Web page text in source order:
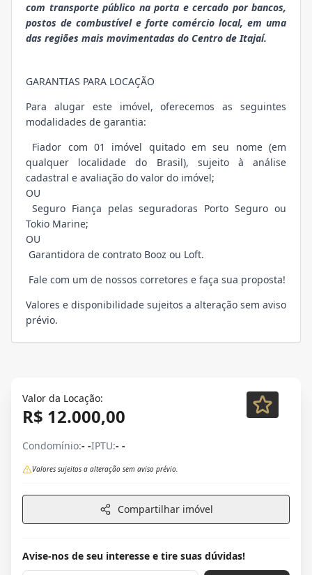
com transporte público na porta e cercado por bancos,
postos de combustível e forte comércio local, em uma
das regiões mais movimentadas do Centro de Itajaí.
GARANTIAS PARA LOCAÇÃO
Para alugar este imóvel, oferecemos as seguintes
modalidades de garantia:
Fiador com 01 imóvel quitado em seu nome (em
qualquer localidade do Brasil), sujeito à análise
cadastral e avaliação do valor do imóvel;
OU
Seguro Fiança pelas seguradoras Porto Seguro ou
Tokio Marine;
OU
Garantidora de contrato Booz ou Loft.
Fale com um de nossos corretores e faça sua proposta!
Valores e disponibilidade sujeitos a alteração sem aviso
prévio.
Valor da Locação:
R$ 12.000,00
Condomínio:- -IPTU:- -
Valores sujeitos a alteração sem aviso prévio.
Compartilhar imóvel
Avise-nos de seu interesse e tire suas dúvidas!